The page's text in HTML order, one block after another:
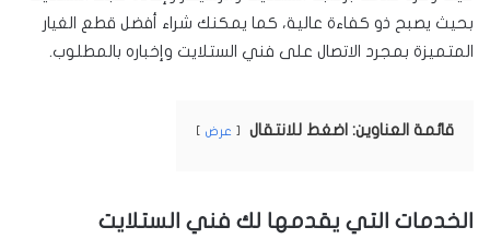
بحيث يصبح ذو كفاءة عالية، كما يمكنك شراء أفضل قطع الغيار
المتميزة بمجرد الاتصال على فني الستلايت وإخباره بالمطلوب.
قائمة العناوين: اضغط للانتقال عرض
الخدمات التي يقدمها لك فني الستلايت